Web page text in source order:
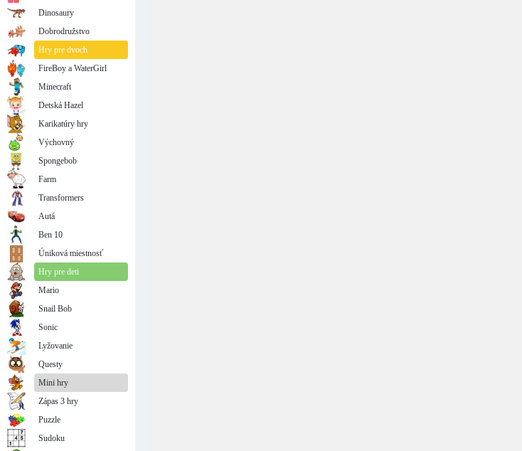
Dinosaury
Dobrodružstvo
Hry pre dvoch
FireBoy a WaterGirl
Minecraft
Detská Hazel
Karikatúry hry
Výchovný
Spongebob
Farm
Transformers
Autá
Ben 10
Úniková miestnosť
Hry pre deti
Mario
Snail Bob
Sonic
Lyžovanie
Questy
Mini hry
Zápas 3 hry
Puzzle
Sudoku